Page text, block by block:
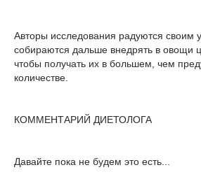
Авторы исследования радуются своим
собираются дальше внедрять в овощи
чтобы получать их в большем, чем
количестве.
КОММЕНТАРИЙ ДИЕТОЛОГА
Давайте пока не будем это есть...